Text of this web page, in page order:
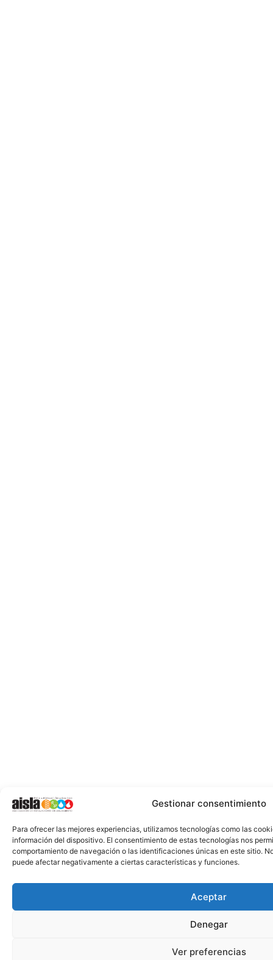
Gestionar consentimiento
Para ofrecer las mejores experiencias, utilizamos tecnologías como las
información del dispositivo. El consentimiento de estas tecnologías nos
comportamiento de navegación o las identificaciones únicas en este sitio.
puede afectar negativamente a ciertas características y funciones.
Aceptar
Denegar
Ver preferencias